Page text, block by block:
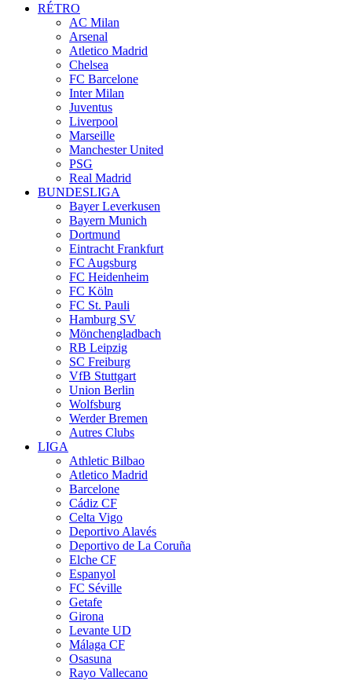
RÉTRO
AC Milan
Arsenal
Atletico Madrid
Chelsea
FC Barcelone
Inter Milan
Juventus
Liverpool
Marseille
Manchester United
PSG
Real Madrid
BUNDESLIGA
Bayer Leverkusen
Bayern Munich
Dortmund
Eintracht Frankfurt
FC Augsburg
FC Heidenheim
FC Köln
FC St. Pauli
Hamburg SV
Mönchengladbach
RB Leipzig
SC Freiburg
VfB Stuttgart
Union Berlin
Wolfsburg
Werder Bremen
Autres Clubs
LIGA
Athletic Bilbao
Atletico Madrid
Barcelone
Cádiz CF
Celta Vigo
Deportivo Alavés
Deportivo de La Coruña
Elche CF
Espanyol
FC Séville
Getafe
Girona
Levante UD
Málaga CF
Osasuna
Rayo Vallecano